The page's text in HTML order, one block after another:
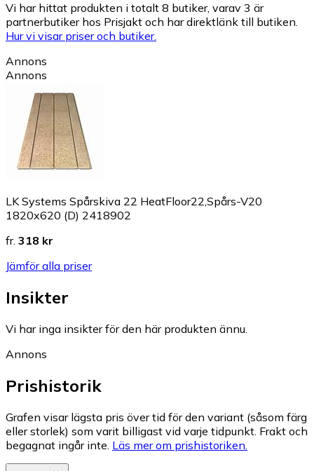
Vi har hittat produkten i totalt 8 butiker, varav 3 är
partnerbutiker hos Prisjakt och har direktlänk till butiken.
Hur vi visar priser och butiker.
Annons
Annons
LK Systems Spårskiva 22 HeatFloor22,Spårs-V20
1820x620 (D) 2418902
fr. 318 kr
Jämför alla priser
Insikter
Vi har inga insikter för den här produkten ännu.
Annons
Prishistorik
Grafen visar lägsta pris över tid för den variant (såsom färg
eller storlek) som varit billigast vid varje tidpunkt. Frakt och
begagnat ingår inte. Läs mer om prishistoriken.